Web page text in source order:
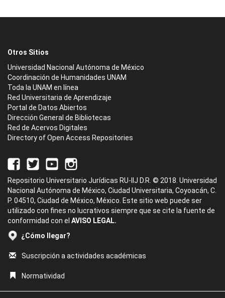
Otros Sitios
Universidad Nacional Autónoma de México
Coordinación de Humanidades UNAM
Toda la UNAM en línea
Red Universitaria de Aprendizaje
Portal de Datos Abiertos
Dirección General de Bibliotecas
Red de Acervos Digitales
Directory of Open Access Repositories
Repositorio Universitario Jurídicas RU-IIJ D.R. © 2018. Universidad
Nacional Autónoma de México, Ciudad Universitaria, Coyoacán, C.
P. 04510, Ciudad de México, México. Este sitio web puede ser
utilizado con fines no lucrativos siempre que se cite la fuente de
conformidad con el AVISO LEGAL.
¿Cómo llegar?
Suscripción a actividades académicas
Normatividad